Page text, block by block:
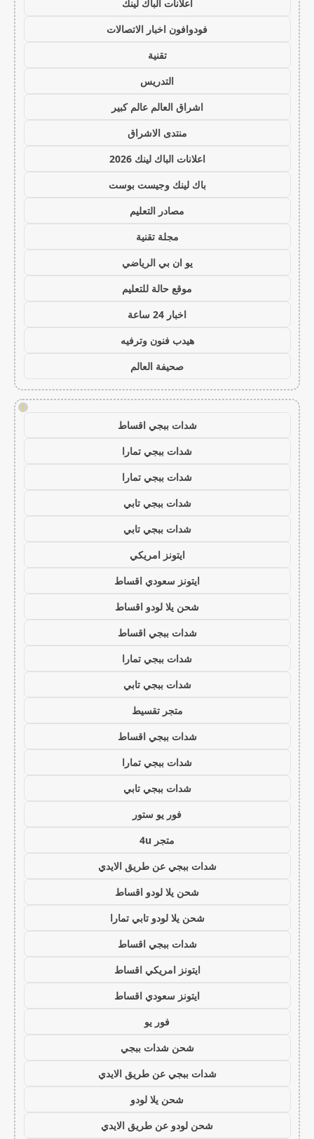
اعلانات الباك لينك
فودوافون اخبار الاتصالات
تقنية
التدريس
اشراق العالم عالم كبير
منتدى الاشراق
اعلانات الباك لينك 2026
باك لينك وجيست بوست
مصادر التعليم
مجلة تقنية
يو ان بي الرياضي
موقع حالة للتعليم
اخبار 24 ساعة
هيدب فنون وترفيه
صحيفة العالم
!
شدات ببجي اقساط
شدات ببجي تمارا
شدات ببجي تمارا
شدات ببجي تابي
شدات ببجي تابي
ايتونز امريكي
ايتونز سعودي اقساط
شحن يلا لودو اقساط
شدات ببجي اقساط
شدات ببجي تمارا
شدات ببجي تابي
متجر تقسيط
شدات ببجي اقساط
شدات ببجي تمارا
شدات ببجي تابي
فور يو ستور
متجر 4u
شدات ببجي عن طريق الايدي
شحن يلا لودو اقساط
شحن يلا لودو تابي تمارا
شدات ببجي اقساط
ايتونز امريكي اقساط
ايتونز سعودي اقساط
فور يو
شحن شدات ببجي
شدات ببجي عن طريق الايدي
شحن يلا لودو
شحن لودو عن طريق الايدي